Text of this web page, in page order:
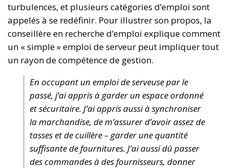
turbulences, et plusieurs catégories d’emploi sont
appelés à se redéfinir. Pour illustrer son propos, la
conseillère en recherche d’emploi explique comment
un « simple » emploi de serveur peut impliquer tout
un rayon de compétence de gestion.
En occupant un emploi de serveuse par le
passé, j’ai appris à garder un espace ordonné
et sécuritaire. J’ai appris aussi à synchroniser
la marchandise, de m’assurer d’avoir assez de
tasses et de cuillère – garder une quantité
suffisante de fournitures. J’ai aussi dû passer
des commandes à des fournisseurs, donner